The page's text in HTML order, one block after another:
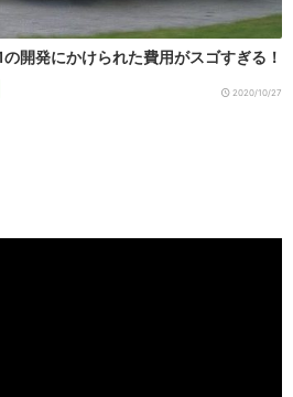
開発にかけられた費用がスゴすぎる！
2020/10/27